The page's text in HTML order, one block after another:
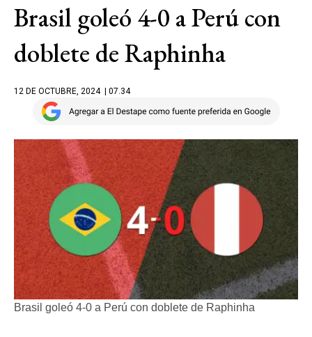
Brasil goleó 4-0 a Perú con
doblete de Raphinha
12 DE OCTUBRE, 2024 | 07.34
Brasil goleó 4-0 a Perú con doblete de Raphinha